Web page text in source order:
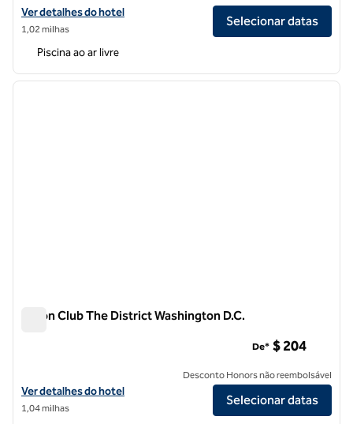
Exibir detalhes do hotel Hilton Washington DC National Mall The
Ver detalhes do hotel
1,02 milhas
Selecionar datas
Piscina ao ar livre
1 de 12
Hilton Club The District Washington D.C.
Exibir detalhes do hotel Hilton Club The District Washington D.C.
Ver detalhes do hotel
1,04 milhas
De* $ 204
Desconto Honors não reembolsável
Selecionar datas